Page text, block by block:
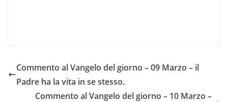
Commento al Vangelo del giorno – 09 Marzo – il
Padre ha la vita in se stesso.
Commento al Vangelo del giorno – 10 Marzo –